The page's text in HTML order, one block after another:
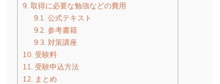
9. 取得に必要な勉強などの費用
9.1. 公式テキスト
9.2. 参考書籍
9.3. 対策講座
10. 受験料
11.
受験申込方法
12.
まとめ